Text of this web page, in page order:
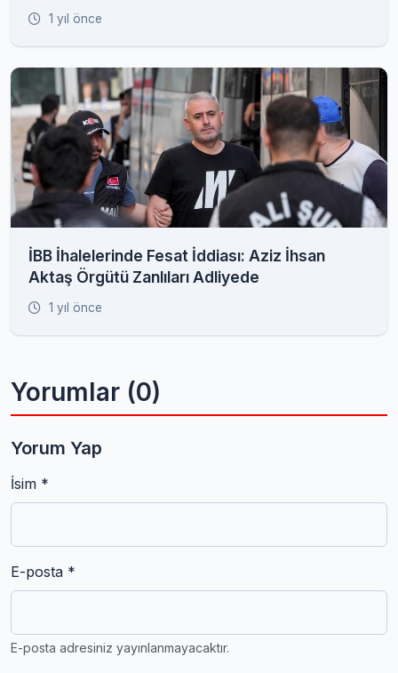
1 yıl önce
İBB İhalelerinde Fesat İddiası: Aziz İhsan
Aktaş Örgütü Zanlıları Adliyede
1 yıl önce
Yorumlar (0)
Yorum Yap
İsim *
E-posta *
E-posta adresiniz yayınlanmayacaktır.